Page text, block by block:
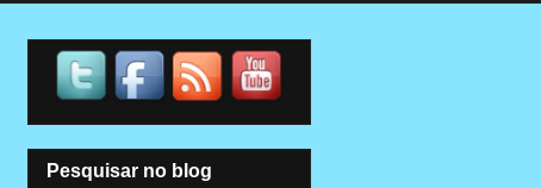
Pesquisar no blog